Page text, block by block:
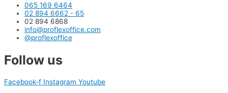
065 169 6464
02 894 6662 - 65
02 894 6868
info@proflexoffice.com
@proflexoffice
Follow us
Facebook-f Instagram Youtube